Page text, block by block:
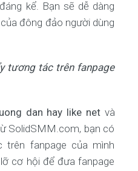
kể. Bạn sẽ dễ dàng
đông đảo người dùng
tương tác trên fanpage
dan hay like netvà
SolidSMM.com, bạn có
fanpage của mình
cơ hội để đưa fanpage